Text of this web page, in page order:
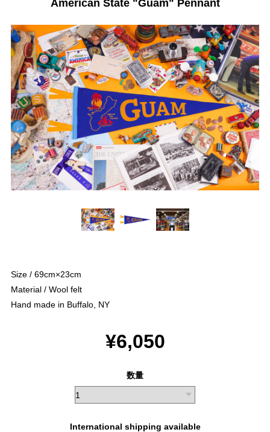
American State "Guam" Pennant
Size / 69cm×23cm
Material / Wool felt
Hand made in Buffalo, NY
¥6,050
数量
International shipping available